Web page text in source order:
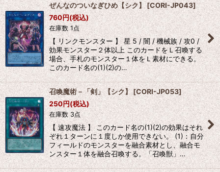
ぜんなのついなぎひめ【シク】[CORI-JP043]
760円(税込)
在庫数 1点
【 リンクモンスター 】 星 5 / 闇 / 機械族 / 攻0 /
効果モンスター２体以上 このカードをＬ召喚する
場合、手札のモンスター１体をＬ素材にできる。
このカード名の(1)(2)の…
召喚魔術－「剣」【シク】[CORI-JP053]
250円(税込)
在庫数 3点
【 速攻魔法 】 このカード名の(1)(2)の効果はそれ
ぞれ１ターンに１度しか使用できない。 (1)：自分
フィールドのモンスターを融合素材とし、融合モ
ンスター１体を融合召喚する。「召喚獣」…